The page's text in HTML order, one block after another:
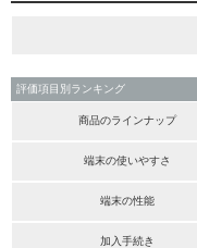
評価項目別ランキング
商品のラインナップ
端末の使いやすさ
端末の性能
加入手続き